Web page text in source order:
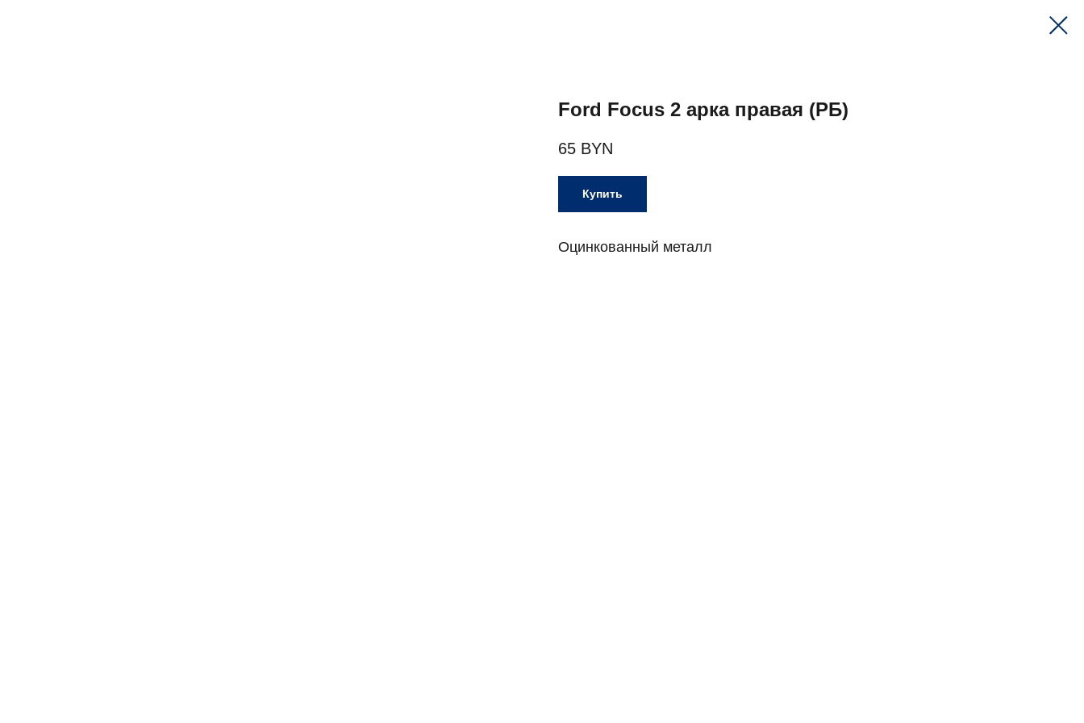
Ford Focus 2 арка правая (РБ)
65 BYN
Купить
Оцинкованный металл